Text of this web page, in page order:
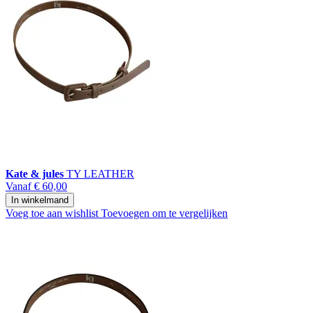
Kate & jules TY LEATHER
Vanaf € 60,00
In winkelmand
Voeg toe aan wishlist Toevoegen om te vergelijken